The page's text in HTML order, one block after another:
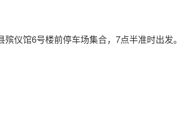
仪馆6号楼前停车场集合，7点半准时出发。